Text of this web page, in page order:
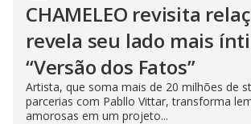
CHAMELEO revisita
revela seu lado mais
“Versão dos Fatos”
Artista, que soma mais de 20 milhões de
parcerias com Pabllo Vittar, transforma
amorosas em um projeto...